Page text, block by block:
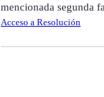
mencionada segunda
Acceso a Resolución